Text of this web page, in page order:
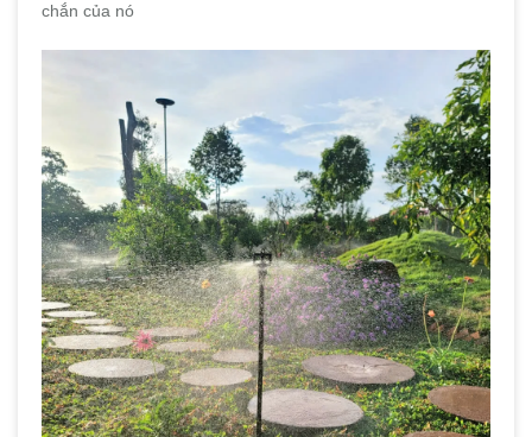
chắn của nó